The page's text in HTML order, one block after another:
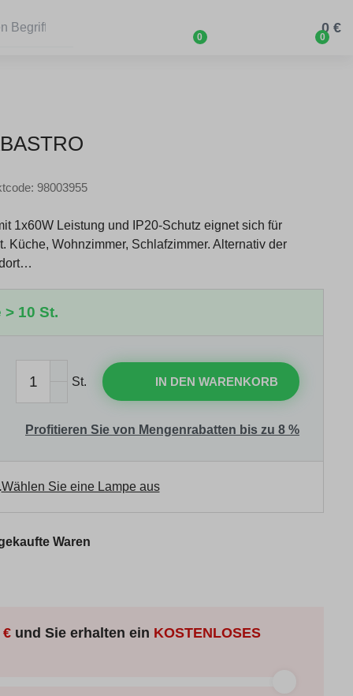
0 0
0 €
98003955
1x60W Leistung und IP20-Schutz eignet sich für
Küche, Wohnzimmer, Schlafzimmer. Alternativ der
10 St.
St. IN DEN WARENKORB
Profitieren Sie von Mengenrabatten bis zu 8 %
Wählen Sie eine Lampe aus
Waren
€ und Sie erhalten ein KOSTENLOSES